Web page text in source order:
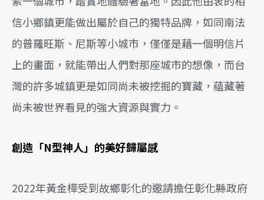
信小鄉鎮更能做出屬於自己的獨特品牌，如同南法
的普羅旺斯、尼斯等小城市，僅僅是藉一個明信片
上的畫面，就能帶出人們對那座城市的想像，而台
灣的許多城鎮更是如同尚未被挖掘的寶藏，蘊藏著
尚未被世界看見的強大資源與實力。
創造「N型神人」的美好歸屬感
2022年黃金樺受到故鄉彰化的邀請擔任彰化縣政府